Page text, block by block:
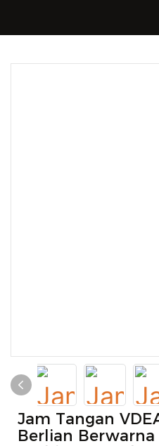
Jam Tangan
Berlian